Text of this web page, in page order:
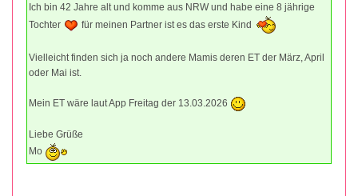
Ich bin 42 Jahre alt und komme aus NRW und habe eine 8 jährige
Tochter
für meinen Partner ist es das erste Kind
Vielleicht finden sich ja noch andere Mamis deren ET der März, April
oder Mai ist.
Mein ET wäre laut App Freitag der 13.03.2026
Liebe Grüße
Mo